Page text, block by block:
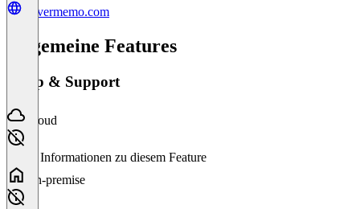
clevermemo.com
Allgemeine Features
Setup & Support
Cloud
Keine Informationen zu diesem Feature
On-premise